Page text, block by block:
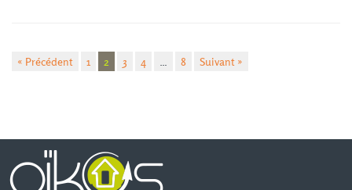
« Précédent 1 2 3 4 8 Suivant »